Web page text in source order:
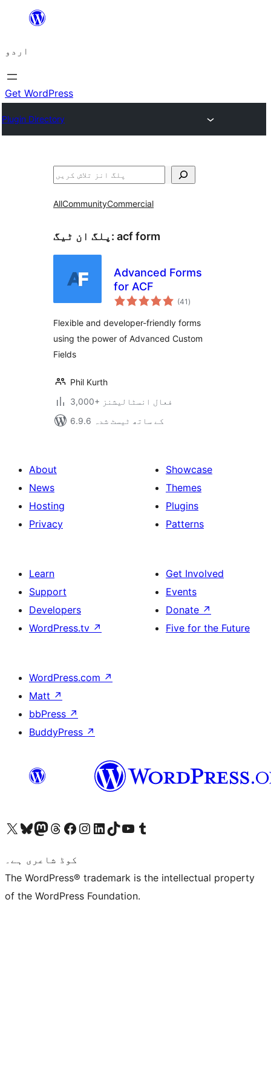
چھوڑیں
پر
جائیں
اردو
Get WordPress
Plugin Directory
تلاش
AllCommunityCommercial
پلگ ان ٹیگ: acf form
Advanced Forms
for ACF
(41 مجموعی
درجہ
)
Flexible and developer-friendly forms
using the power of Advanced Custom
Fields
Phil Kurth
3,000+ فعال انسٹالیشنز
6.9.6 کے ساتھ ٹیسٹ شدہ
About
News
Hosting
Privacy
Showcase
Themes
Plugins
Patterns
Learn
Support
Developers
WordPress.tv ↗
Get Involved
Events
Donate ↗
Five for the Future
WordPress.com ↗
Matt ↗
bbPress ↗
BuddyPress ↗
Visit our X (formerly Twitter) account
ہمارے بلیواسکائی اکاؤنٹ پر جائیں
Visit our Mastodon account
ہمارے ٹھریڈز اکاؤنٹ پر جائیں
Visit our Facebook page
Visit our Instagram account
Visit our LinkedIn account
ہمارے ٹک ٹاک اکاؤنٹ پر جائیں
Visit our YouTube channel
ہمارے ٹمبلر اکاؤنٹ پر جائیں
کوڈ شاعری ہے۔
The WordPress® trademark is the intellectual property
of the WordPress Foundation.